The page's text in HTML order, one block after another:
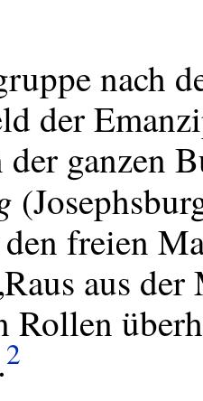
nach
der
der ganzen
freien
aus der
Rollen
2